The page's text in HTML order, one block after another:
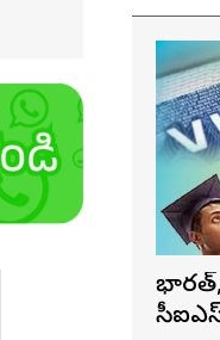
భారత్,